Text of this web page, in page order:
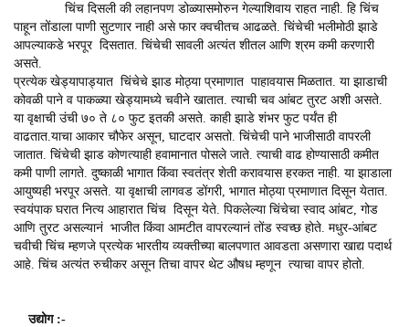
चिंच दिसली की लहानपण डोळ्यासमोरुन गेल्याशिवाय राहत नाही. हि चिंच
पाहून तोंडाला पाणी सुटणार नाही असे फार क्वचीतच आढळते. चिंचेची भलीमोठी झाडे
आपल्याकडे भरपूर दिसतात. चिंचेची सावली अत्यंत शीतल आणि श्रम कमी करणारी
असते.
प्रत्येक खेड्यापाड्यात चिंचेचे झाड मोठ्या प्रमाणात पाहावयास मिळतात. या झाडाची
कोवळी पाने व पाकळ्या खेड्यामध्ये चवीने खातात. त्याची चव आंबट तुरट अशी असते.
या वृक्षाची उंची ७० ते ८० फुट इतकी असते. काही झाडे शंभर फुट पर्यंत ही
वाढतात.याचा आकार चौफेर असून, घाटदार असतो. चिंचेची पाने भाजीसाठी वापरली
जातात. चिंचेची झाड कोणत्याही हवामानात पोसले जाते. त्याची वाढ होण्यासाठी कमीत
कमी पाणी लागते. दुष्काळी भागात किंवा स्वतंत्र शेती करावयास हरकत नाही. या झाडाला
आयुष्यही भरपूर असते. या वृक्षाची लागवड डोंगरी, भागात मोठ्या प्रमाणात दिसून येतात.
स्वयंपाक घरात नित्य आहारात चिंच दिसून येते. पिकलेल्या चिंचेचा स्वाद आंबट, गोड
आणि तुरट असल्यानं भाजीत किंवा आमटीत वापरल्यानं तोंड स्वच्छ होते. मधुर-आंबट
चवीची चिंच म्हणजे प्रत्येक भारतीय व्यक्तीच्या बालपणात आवडता असणारा खाद्य पदार्थ
आहे. चिंच अत्यंत रुचीकर असून तिचा वापर थेट औषध म्हणून त्याचा वापर होतो.
उद्योग :-